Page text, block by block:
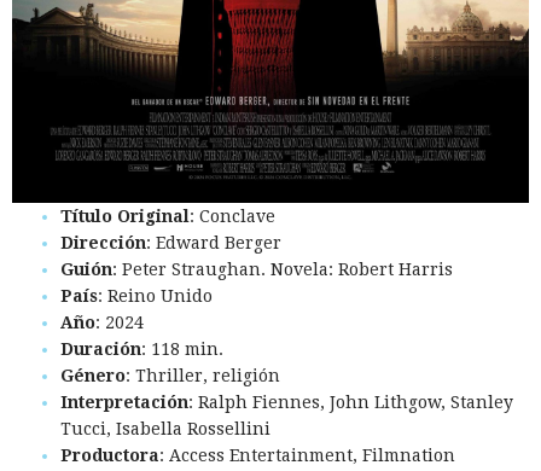
Título Original: Conclave
Dirección: Edward Berger
Guión: Peter Straughan. Novela: Robert Harris
País: Reino Unido
Año: 2024
Duración: 118 min.
Género: Thriller, religión
Interpretación: Ralph Fiennes, John Lithgow, Stanley
Tucci, Isabella Rossellini
Productora: Access Entertainment, Filmnation